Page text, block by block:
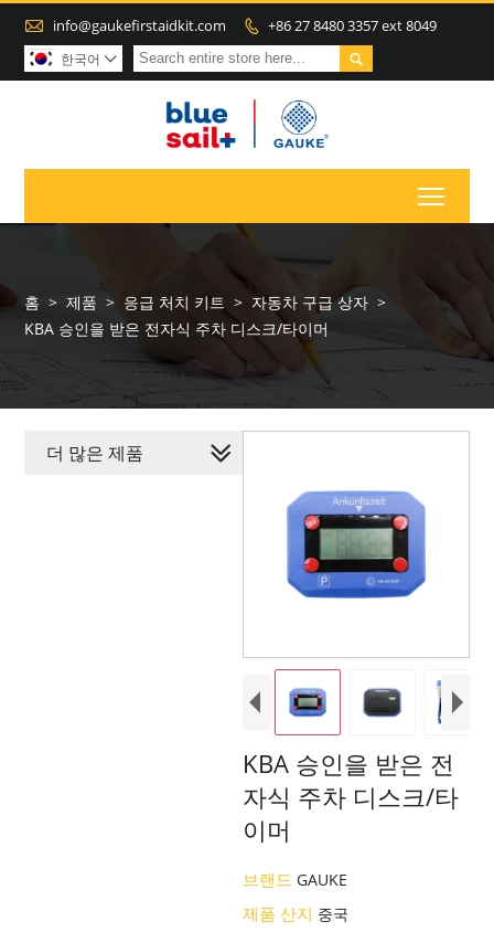
 info@gaukefirstaidkit.com  +86 27 8480 3357 ext 8049

한국어 
홈 > 제품 > 응급 처치 키트 > 자동차 구급 상자 >
KBA 승인을 받은 전자식 주차 디스크/타이머
KBA 승인을 받은 전
자식 주차 디스크/타
이머
브랜드 GAUKE
제품 산지 중국
더 많은 제품